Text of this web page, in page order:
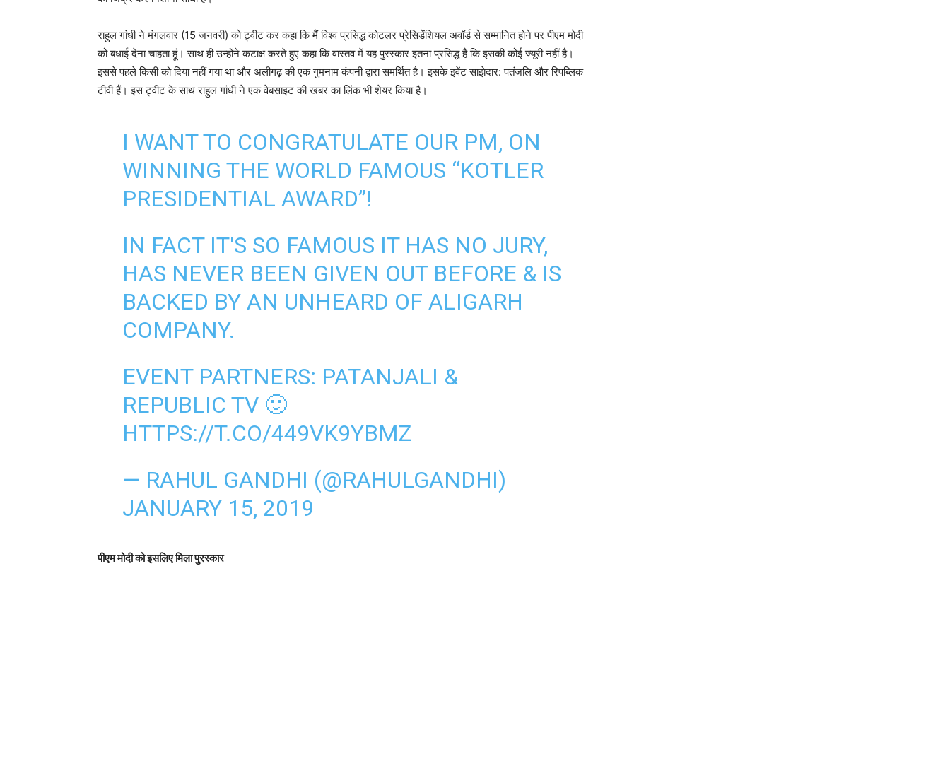
राहुल गांधी ने मंगलवार (15 जनवरी) को ट्‍वीट कर कहा कि मैं विश्व प्रसिद्ध कोटलर प्रेसिडेंशियल अवॉर्ड से सम्मानित होने पर पीएम मोदी
को बधाई देना चाहता हूं। साथ ही उन्होंने कटाक्ष करते हुए कहा कि वास्तव में यह पुरस्कार इतना प्रसिद्ध है कि इसकी कोई ज्यूरी नहीं है।
इससे पहले किसी को दिया नहीं गया था और अलीगढ़ की एक गुमनाम कंपनी द्वारा समर्थित है। इसके इवेंट साझेदार: पतंजलि और रिपब्लिक
टीवी हैं। इस ट्वीट के साथ राहुल गांधी ने एक वेबसाइट की खबर का लिंक भी शेयर किया है।
I WANT TO CONGRATULATE OUR PM, ON
WINNING THE WORLD FAMOUS “KOTLER
PRESIDENTIAL AWARD”!
IN FACT IT'S SO FAMOUS IT HAS NO JURY,
HAS NEVER BEEN GIVEN OUT BEFORE & IS
BACKED BY AN UNHEARD OF ALIGARH
COMPANY.
EVENT PARTNERS: PATANJALI &
REPUBLIC TV 🙂
HTTPS://T.CO/449VK9YBMZ
— RAHUL GANDHI (@RAHULGANDHI)
JANUARY 15, 2019
पीएम मोदी को इसलिए मिला पुरस्कार